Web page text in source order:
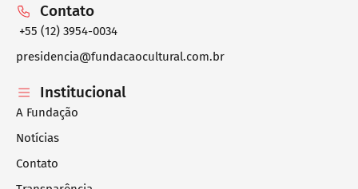
Contato
+55 (12) 3954-0034
presidencia@fundacaocultural.com.br
Institucional
A Fundação
Notícias
Contato